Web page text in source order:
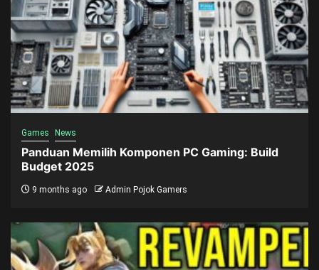
Games News
Panduan Memilih Komponen PC Gaming: Build
Budget 2025
9 months ago Admin Pojok Gamers